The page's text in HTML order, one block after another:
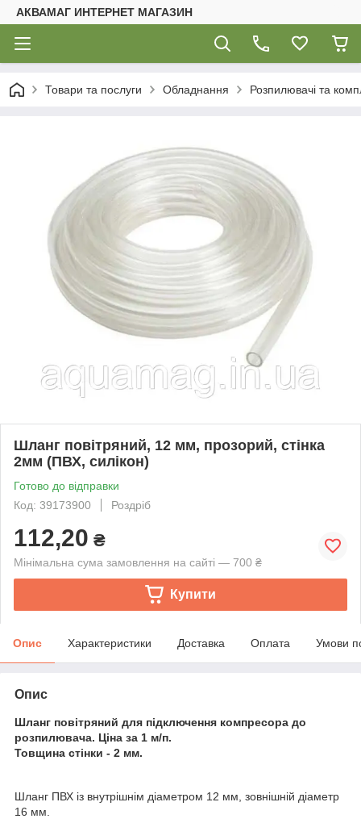
АКВАМАГ ИНТЕРНЕТ МАГАЗИН
Товари та послуги Обладнання Розпилювачі та
Шланг повітряний, 12 мм, прозорий, стінка
2мм (ПВХ, силікон)
Готово до відправки
Код: 39173900
Роздріб
112,20 ₴
Мінімальна сума замовлення на сайті — 700 ₴
Купити
Опис Характеристики Доставка Оплата Умови
Опис
Шланг повітряний для підключення компресора до
розпилювача. Ціна за 1 м/п.
Товщина стінки - 2 мм.
Шланг ПВХ із внутрішнім діаметром 12 мм, зовнішній діаметр
16 мм.